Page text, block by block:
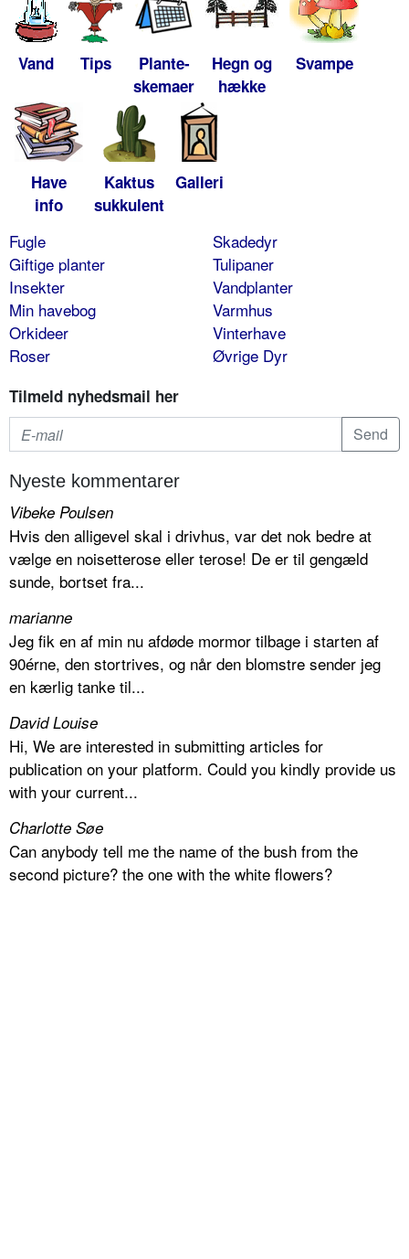
Vand Tips
Plante-
skemaer
Hegn og
hække
Svampe
Have
info
Kaktus
sukkulent
Galleri
Fugle
Giftige planter
Insekter
Min havebog
Orkideer
Roser
Skadedyr
Tulipaner
Vandplanter
Varmhus
Vinterhave
Øvrige Dyr
Tilmeld nyhedsmail her
Nyeste kommentarer
Vibeke Poulsen
Hvis den alligevel skal i drivhus, var det nok bedre at
vælge en noisetterose eller terose! De er til gengæld
sunde, bortset fra...
marianne
Jeg fik en af min nu afdøde mormor tilbage i starten af
90érne, den stortrives, og når den blomstre sender jeg
en kærlig tanke til...
David Louise
Hi, We are interested in submitting articles for
publication on your platform. Could you kindly provide us
with your current...
Charlotte Søe
Can anybody tell me the name of the bush from the
second picture? the one with the white flowers?